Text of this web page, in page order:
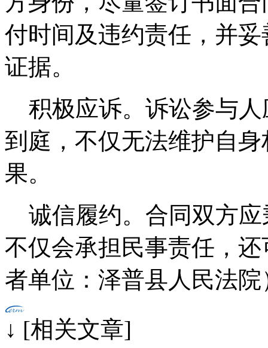
付时间及违约责任，并
证据。
积极应诉。诉讼参与人
到庭，不仅无法维护自
果。
诚信履约。合同双方应
不仅会承担民事责任，
者单位：泽普县人民法院
↓ [相